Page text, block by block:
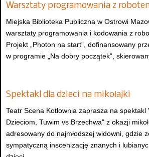
Warsztaty programowania z
Miejska Biblioteka Publiczna w Ostrowi
warsztaty programowania i kodowania z
Projekt „Photon na start”, dofinansowany
w programie „Na dobry początek”, skierowany
Spektakl dla dzieci na mikołajki
Teatr Scena Kotłownia zaprasza na spektakl
Dzieciom, Tuwim vs Brzechwa" z okazji
adresowany do najmłodszej widowni, gdzie
sympatyczną inscenizację znanych i